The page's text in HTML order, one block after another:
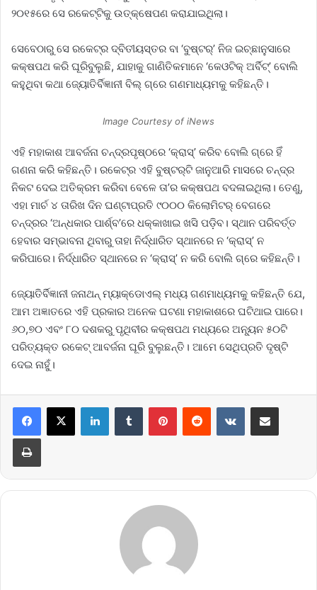
୨୦୧୫ରେ ସେ ରକେଟ୍‌ଟିକୁ ଉତ୍‌କ୍ଷେପଣ କରାଯାଇଥିଲା।
ସେବେଠାରୁ ସେ ରକେଟ୍‌ର ଦ୍ବିତୀୟସ୍ତର ବା ‘ବୁଷ୍ଟର୍‌’ ନିଜ ଇଚ୍ଛାନୁସାରେ
କକ୍ଷପଥ କରି ଘୂରିବୁଲୁଛି, ଯାହାକୁ ଗାଣିତିକମାନେ ‘କେଓଟିକ୍‌ ଅର୍ବିଟ୍‌’ ବୋଲି
କହୁଥିବା କଥା ଜ୍ୟୋତିର୍ବିଜ୍ଞାନୀ ବିଲ୍‌ ଗ୍ରେ ଗଣମାଧ୍ୟମକୁ କହିଛନ୍ତି।
Image Courtesy of iNews
ଏହି ମହାକାଶ ଆବର୍ଜନା ଚନ୍ଦ୍ରପୃଷ୍ଠରେ ‘କ୍ରାସ୍‌’ କରିବ ବୋଲି ଗ୍ରେ ହିଁ
ଗଣନା କରି କହିଛନ୍ତି। ରକେଟ୍‌ର ଏହି ବୁଷ୍ଟର୍‌ଟି ଜାନୁଆରି ମାସରେ ଚନ୍ଦ୍ର
ନିକଟ ଦେଇ ଅତିକ୍ରମ କରିବା ବେଳେ ତା’ର କକ୍ଷପଥ ବଦଳାଇଥିଲା। ତେଣୁ,
ଏହା ମାର୍ଚ ୪ ତାରିଖ ଦିନ ଘଣ୍ଟାପ୍ରତି ୯୦୦୦ କିଲୋମିଟର୍‌ ବେଗରେ
ଚନ୍ଦ୍ରର ‘ଅନ୍ଧକାର ପାର୍ଶ୍ବ’ରେ ଧକ୍କାଖାଇ ଖସି ପଡ଼ିବ। ସ୍ଥାନ ପରିବର୍ତ୍ତ
ହେବାର ସମ୍ଭାବନା ଥିବାରୁ ତାହା ନିର୍ଦ୍ଧାରିତ ସ୍ଥାନରେ ନ ‘କ୍ରାସ୍‌’ ନ
କରିପାରେ। ନିର୍ଦ୍ଧାରିତ ସ୍ଥାନରେ ନ ‘କ୍ରାସ୍‌’ ନ କରି ବୋଲି ଗ୍ରେ କହିଛନ୍ତି।
ଜ୍ୟୋତିର୍ବିଜ୍ଞାନୀ ‌ଜନାଥନ୍‌ ମ୍ୟାକ୍‌ଡୋଏଲ୍‌ ମଧ୍ୟ ଗଣମାଧ୍ୟମକୁ କହିଛନ୍ତି ଯେ,
ଆମ ଅଜ୍ଞାତରେ ଏହି ପ୍ରକାର ଅନେକ ଘଟଣା ମହାକାଶରେ ଘଟିଥାଇ ପାରେ।
୬୦,୭୦ ଏବଂ ୮୦ ଦଶକରୁ ପୃଥିବୀର କକ୍ଷପଥ ମଧ୍ୟରେ ଅନ୍ୟୂନ ୫୦ଟି
ପରିତ୍ୟକ୍ତ ରକେଟ୍‌ ଆବର୍ଜନା ଘୂରି ବୁଲୁଛନ୍ତି। ଆମେ ସେଥିପ୍ରତି ଦୃଷ୍ଟି
ଦେଇ ନାହୁଁ।